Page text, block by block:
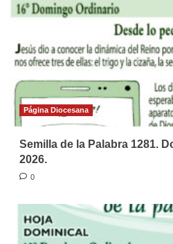
Página Diocesana
Semilla de la Palabra 1281.
2026.
0